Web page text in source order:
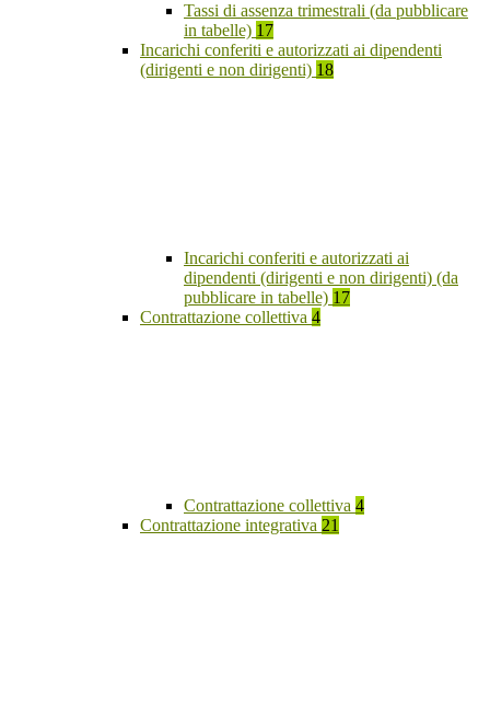
Tassi di assenza trimestrali (da pubblicare
in tabelle) 17
Incarichi conferiti e autorizzati ai dipendenti
(dirigenti e non dirigenti) 18
Incarichi conferiti e autorizzati ai
dipendenti (dirigenti e non dirigenti) (da
pubblicare in tabelle) 17
Contrattazione collettiva 4
Contrattazione collettiva 4
Contrattazione integrativa 21